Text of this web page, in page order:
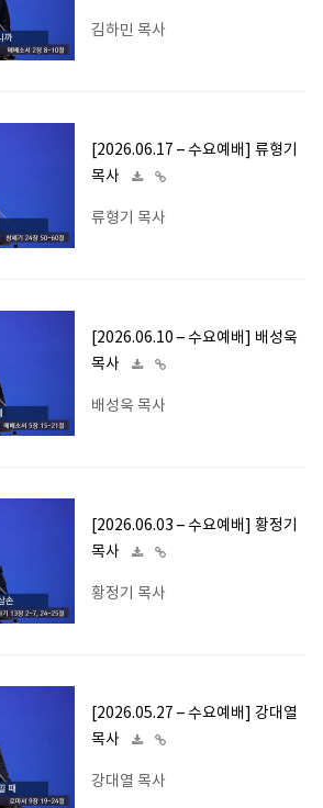
김하민 목사
[2026.06.17 – 수요예배] 류형기
목사
류형기 목사
[2026.06.10 – 수요예배] 배성욱
목사
배성욱 목사
[2026.06.03 – 수요예배] 황정기
목사
황정기 목사
[2026.05.27 – 수요예배] 강대열
목사
강대열 목사